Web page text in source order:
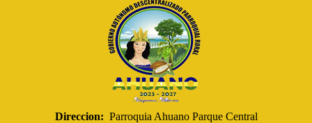
Direccion: Parroquia Ahuano Parque Central